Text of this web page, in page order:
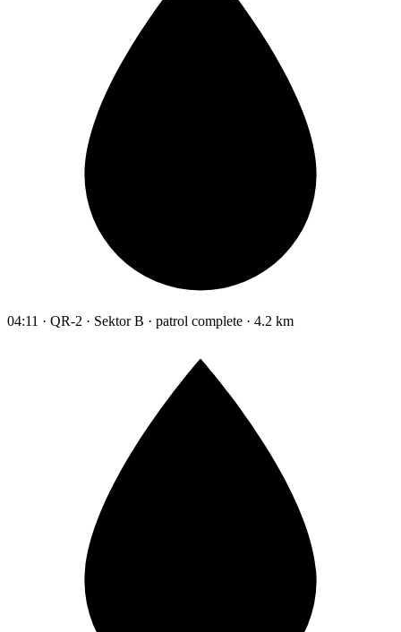
04:11 · QR-2 · Sektor B · patrol complete · 4.2 km